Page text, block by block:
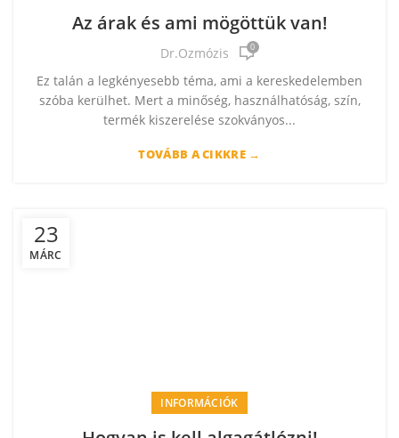
Az árak és ami mögöttük van!
Dr.Ozmózis 0
Ez talán a legkényesebb téma, ami a kereskedelemben
szóba kerülhet. Mert a minőség, használhatóság, szín,
termék kiszerelése szokványos...
TOVÁBB A CIKKRE →
23
MÁRC
INFORMÁCIÓK